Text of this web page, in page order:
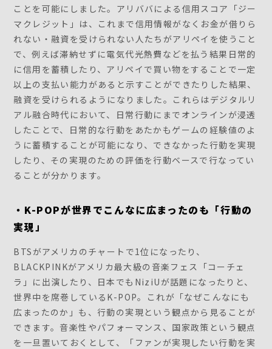
ことを可能にしました。アリババによる信用スコア「ジー
マクレジット」は、これまで信用情報がなくお金が借りら
れない・融資を受けられない人たちがアリペイを使うこと
で、例えば滞納せずに電気代光熱費などを払う結果日常的
に信用を蓄積したり、アリペイで買い物をすることで一定
以上の支払い能力があると示すことができたりした結果、
融資を受けられるようになりました。これらはデジタルリ
アル融合時代において、日常行動にまでオンラインが浸透
したことで、日常的な行動をあたかもゲームの経験値のよ
うに蓄積することが可能になり、できなかった行動を実現
したり、その実現のための評価を行動ベースで行なってい
ることが分かります。
・K-POPが世界でこんなに広まったのも「行動の
実現」
BTSがアメリカのチャートで1位になったり、
BLACKPINKがアメリカ最大級の音楽フェス「コーチェ
ラ」に出演したり、日本でもNiziUが話題になったりと、
世界中を席巻しているK-POP。これが「なぜこんなにも
広まったのか」も、行動の実現という観点から見ることが
できます。音楽性やパフォーマンス、国家政策という観点
を一旦置いておくとして、「ファンが実現したい行動を実